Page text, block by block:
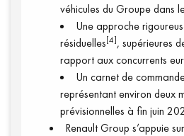
véhicules du Groupe dans
Une approche
résiduelles[4], supérieures
rapport aux concurrents
Un carnet de
représentant environ deux
prévisionnelles à fin juin
Renault Group s’appuie